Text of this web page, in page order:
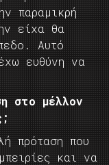
παραμικρή
είχα θα
Αυτό
ευθύνη να
στο μέλλον
πρόταση που
και να